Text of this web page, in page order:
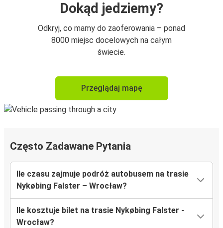
Dokąd jedziemy?
Odkryj, co mamy do zaoferowania – ponad
8000 miejsc docelowych na całym
świecie.
Przeglądaj mapę
Często Zadawane Pytania
Ile czasu zajmuje podróż autobusem na trasie
Nykøbing Falster – Wrocław?
Ile kosztuje bilet na trasie Nykøbing Falster -
Wrocław?